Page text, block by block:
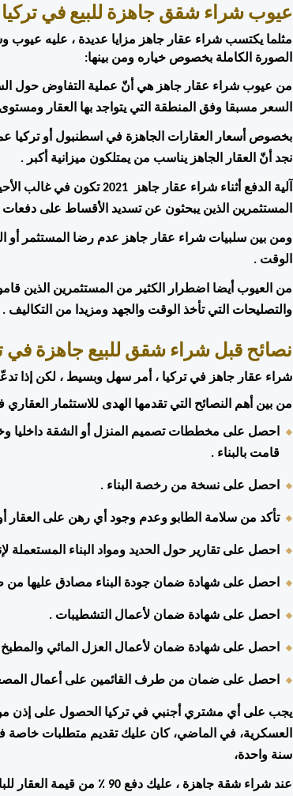
عيوب شراء شقق جاهزة للبيع في تركيا
الصورة الكاملة بخصوص خياره ومن بينها:
السعر مسبقا وفق المنطقة التي يتواجد بها العقار ومستوى
نجد أنّ العقار الجاهز يناسب من يمتلكون ميزانية أكبر .
المستثمرين الذين يبحثون عن تسديد الأقساط على دفعات
الوقت .
والتصليحات التي تأخذ الوقت والجهد ومزيدا من التكاليف .
نصائح قبل شراء شقق للبيع جاهزة في
شراء عقار جاهز في تركيا ، أمر سهل وبسيط ، لكن إذا
من بين أهم النصائح التي تقدمها الهدى للاستثمار العقاري
قامت بالبناء .
احصل على نسخة من رخصة البناء .
تأكد من سلامة الطابو وعدم وجود أي رهن على العقار
احصل على تقارير حول الحديد ومواد البناء المستعملة
احصل على شهادة ضمان جودة البناء مصادق عليها من
احصل على شهادة ضمان لأعمال التشطيبات .
احصل على شهادة ضمان لأعمال العزل المائي
احصل على ضمان من طرف القائمين على أعمال
سنة واحدة،
عند شراء شقة جاهزة ، عليك دفع 90 ٪ من قيمة العقار للبائع والباقي ٪10 عند تسليم سند الملكية.